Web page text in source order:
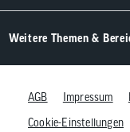
Weitere Themen &
AGB Impressum
Cookie-Einstellungen